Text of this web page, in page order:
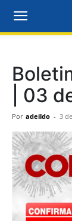
| 03
Por adeildo - 3